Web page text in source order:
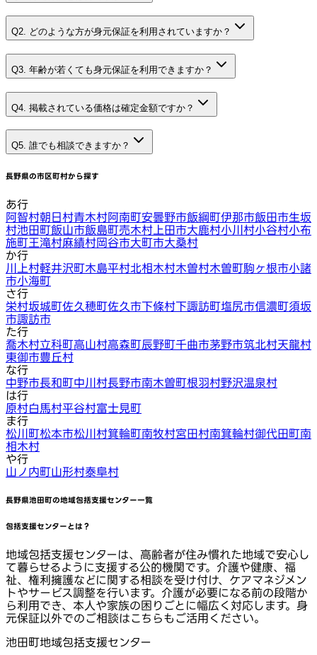
Q2. どのような方が身元保証を利用されていますか？
Q3. 年齢が若くても身元保証を利用できますか？
Q4. 掲載されている価格は確定金額ですか？
Q5. 誰でも相談できますか？
長野県の市区町村から探す
あ行
阿智村朝日村青木村阿南町安曇野市飯綱町伊那市飯田市生坂
村池田町飯山市飯島町売木村 上田市大鹿村小川村小谷村小布
施町王滝村麻績村岡谷市大町市大桑村
か行
川上村軽井沢町木島平村北相木村木曽村木曽町駒ヶ根市小諸
市小海町
さ行
栄村坂城町佐久穂町佐久市下條村下諏訪町塩尻市信濃町須坂
市諏訪市
た行
喬木村立科町高山村高森町辰野町千曲市茅野市筑北村天龍村
東御市豊丘村
な行
中野市長和町中川村長野市南木曽町根羽村野沢温泉村
は行
原村白馬村平谷村富士見町
ま行
松川町松本市松川村箕輪町南牧村宮田村南箕輪村御代田町南
相木村
や行
山ノ内町山形村泰阜村
長野県池田町の地域包括支援センター一覧
包括支援センターとは？
地域包括支援センターは、高齢者が住み慣れた地域で安心し
て暮らせるように支援する公的機関です。介護や健康、福
祉、権利擁護などに関する相談を受け付け、ケアマネジメン
トやサービス調整を行います。介護が必要になる前の段階か
ら利用でき、本人や家族の困りごとに幅広く対応します。身
元保証以外でのご相談はこちらもご活用ください。
池田町地域包括支援センター